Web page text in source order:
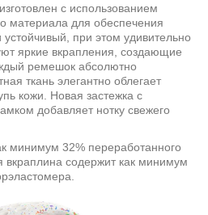
с использованием
материала для обеспечения
при этом удивительно
яркие вкрапления, создающие
ремешок абсолютно
ткань элегантно облегает
кожи. Новая застежка с
добавляет нотку свежего
минимум 32% переработанного
содержит как минимум